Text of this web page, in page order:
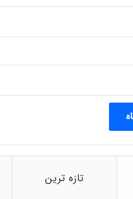
یا شرکت دیگری این
است. بلکه کنگره
از جاسوسی، نظارت،
آسیب‌پذیر،
ایالات‌متحده، از سوی
خارجی اقدام می‌کند.»
تازه ترین